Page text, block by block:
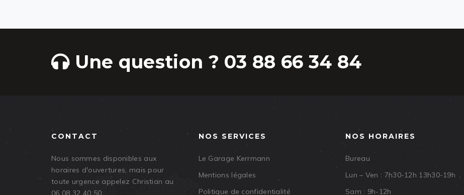
Une question ? 03 88 66 34 84
CONTACT
Nous sommes disponibles aux
horaires d'ouvertures, mais pour
toute urgence appelez Christian au
06 08 32 40 50
NOS SERVICES
Le Garage Kerrmann
Mentions légales
Politique de confidentialité
NOS HORAIRES
Bureau
Lun – Ven : 7h30-12h 13h30-19h
Sam : 9h-12h